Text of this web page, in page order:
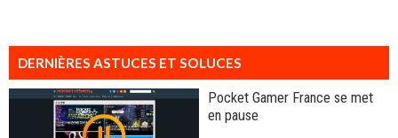
DERNIÈRES ASTUCES ET SOLUCES
Pocket Gamer France se met
en pause